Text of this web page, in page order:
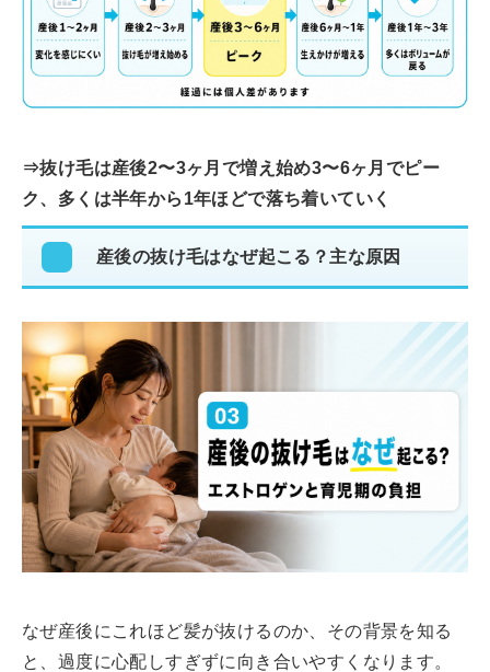
⇒抜け毛は産後2〜3ヶ月で増え始め3〜6ヶ月でピー
ク、多くは半年から1年ほどで落ち着いていく
産後の抜け毛はなぜ起こる？主な原因
なぜ産後にこれほど髪が抜けるのか、その背景を知る
と、過度に心配しすぎずに向き合いやすくなります。